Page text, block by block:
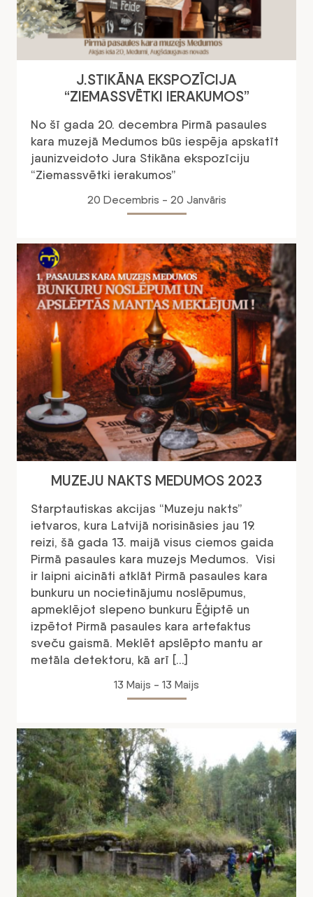
J.STIKĀNA EKSPOZĪCIJA
“ZIEMASSVĒTKI IERAKUMOS”
No šī gada 20. decembra Pirmā pasaules
kara muzejā Medumos būs iespēja apskatīt
jaunizveidoto Jura Stikāna ekspozīciju
“Ziemassvētki ierakumos”
20 Decembris - 20 Janvāris
MUZEJU NAKTS MEDUMOS 2023
Starptautiskas akcijas “Muzeju nakts”
ietvaros, kura Latvijā norisināsies jau 19.
reizi, šā gada 13. maijā visus ciemos gaida
Pirmā pasaules kara muzejs Medumos. Visi
ir laipni aicināti atklāt Pirmā pasaules kara
bunkuru un nocietinājumu noslēpumus,
apmeklējot slepeno bunkuru Ēģiptē un
izpētot Pirmā pasaules kara artefaktus
sveču gaismā. Meklēt apslēpto mantu ar
metāla detektoru, kā arī […]
13 Maijs - 13 Maijs